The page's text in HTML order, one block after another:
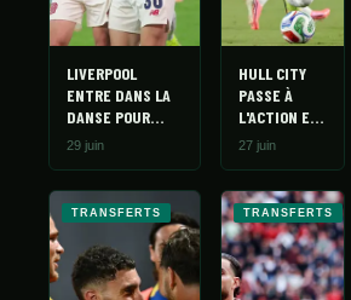
LIVERPOOL
ENTRE DANS LA
DANSE POUR
MAZA
29 juin
HULL CITY
PASSE À
L'ACTION ET
FORMULE
POUR
JAOUEN
HADJAM
27 juin
TRANSFERTS TRANSFERTS